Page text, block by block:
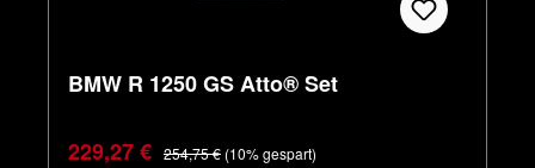
BMW R 1250 GS Atto® Set
Verkaufspreis:
229,27 € Regulärer Preis:
254,75 € (10% gespart)